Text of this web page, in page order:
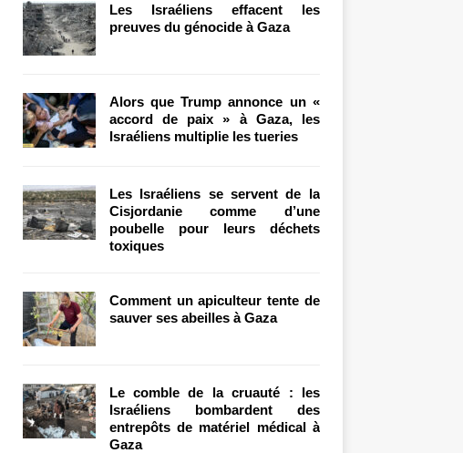
Les Israéliens effacent les
preuves du génocide à Gaza
Alors que Trump annonce un «
accord de paix » à Gaza, les
Israéliens multiplie les tueries
Les Israéliens se servent de la
Cisjordanie comme d’une
poubelle pour leurs déchets
toxiques
Comment un apiculteur tente de
sauver ses abeilles à Gaza
Le comble de la cruauté : les
Israéliens bombardent des
entrepôts de matériel médical à
Gaza